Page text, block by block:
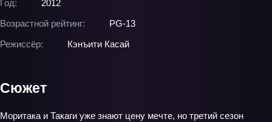
Год:
2012
Возрастной рейтинг:
PG-13
Режиссёр:
Кэнъити Касай
Сюжет
Моритака и Такаги уже знают цену мечте, но третий сезон